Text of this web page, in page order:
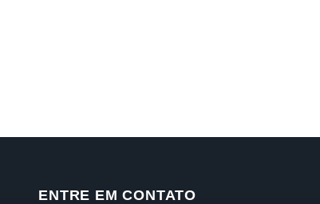
ENTRE EM CONTATO